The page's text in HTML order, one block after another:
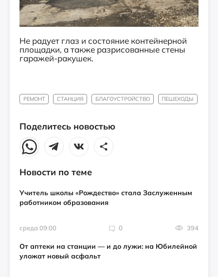
Не радует глаз и состояние контейнерной
площадки, а также разрисованные стены
гаражей-ракушек.
РЕМОНТ СТАНЦИЯ БЛАГОУСТРОЙСТВО ПЕШЕХОДЫ
Поделитесь новостью
Новости по теме
Учитель школы «Рождество» стала Заслуженным
работником образования
среда 09:00 0 394
От аптеки на станции — и до лужи: на Юбилейной
уложат новый асфальт